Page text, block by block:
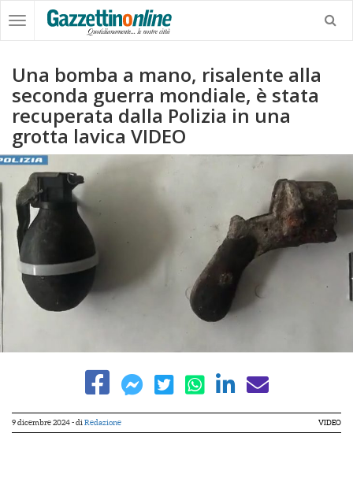
Una bomba a mano, risalente alla
seconda guerra mondiale, è stata
recuperata dalla Polizia in una
grotta lavica VIDEO
9 dicembre 2024- di Redazione VIDEO